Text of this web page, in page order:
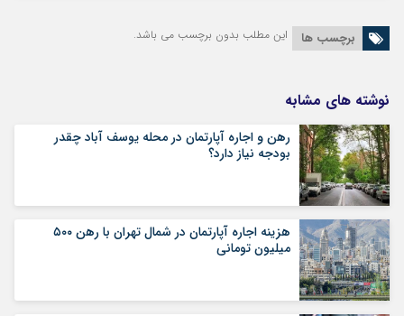
برچسب ها این مطلب بدون برچسب می باشد.
نوشته های مشابه
رهن و اجاره آپارتمان در محله یوسف آباد چقدر
بودجه نیاز دارد؟
هزینه اجاره آپارتمان در شمال تهران با رهن ۵۰۰
میلیون تومانی